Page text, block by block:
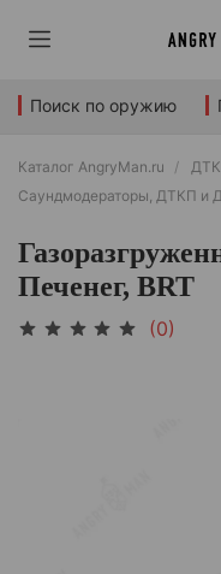
Поиск по оружию
Каталог AngryMan.ru
Саундмодераторы, ДТКП и
Печенег, BRT
(0)